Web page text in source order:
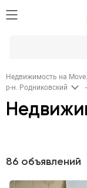
Недвижимость на
р-н. Родниковский
86 объявлений